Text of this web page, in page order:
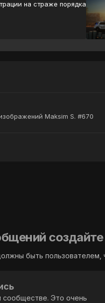
Maksim S. #670
быть пользователем,
сообществе. Это очень